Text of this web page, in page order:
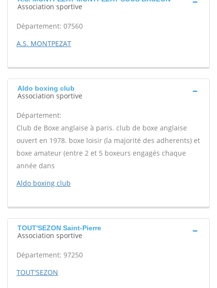
Association sportive
Département: 07560
A.S. MONTPEZAT
Aldo boxing club
Association sportive
Département:
Club de Boxe anglaise à paris. club de boxe anglaise
ouvert en 1978. boxe loisir (la majorité des adherents) et
boxe amateur (entre 2 et 5 boxeurs engagés chaque
année dans
Aldo boxing club
TOUT'SEZON Saint-Pierre
Association sportive
Département: 97250
TOUT'SEZON